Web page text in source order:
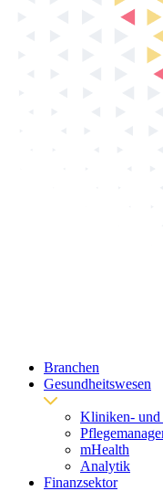
Branchen
Gesundheitswesen
Kliniken- und
mHealth
Analytik
Finanzsektor